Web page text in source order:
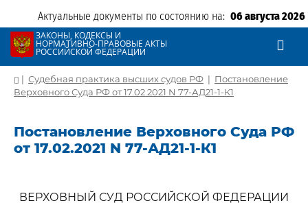
Актуальные документы по состоянию на: 06 августа 2026
ЗАКОНЫ, КОДЕКСЫ И
НОРМАТИВНО-ПРАВОВЫЕ АКТЫ
РОССИЙСКОЙ ФЕДЕРАЦИИ
| Судебная практика высших судов РФ | Постановление
Верховного Суда РФ от 17.02.2021 N 77-АД21-1-К1
Постановление Верховного Суда РФ
от 17.02.2021 N 77-АД21-1-К1
ВЕРХОВНЫЙ СУД РОССИЙСКОЙ ФЕДЕРАЦИИ